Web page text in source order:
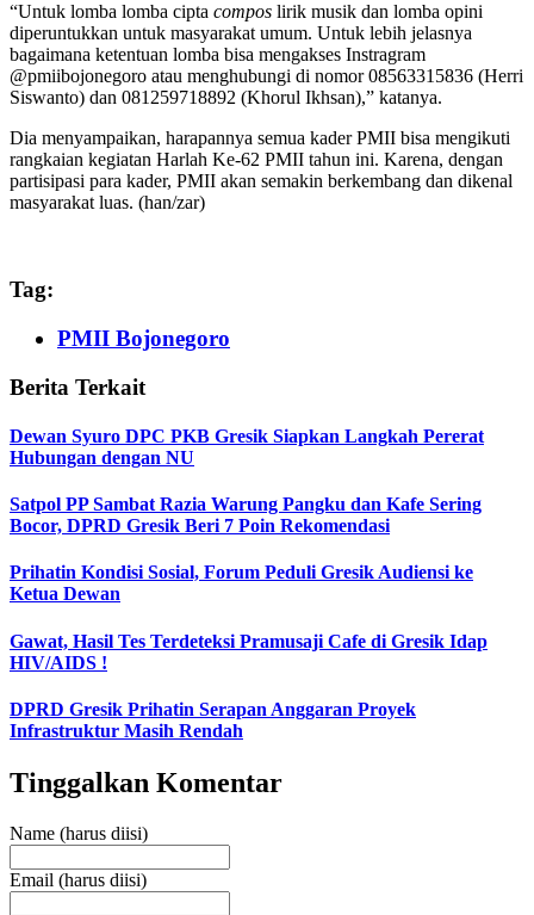
“Untuk lomba lomba cipta compos lirik musik dan lomba opini
diperuntukkan untuk masyarakat umum. Untuk lebih jelasnya
bagaimana ketentuan lomba bisa mengakses Instragram
@pmiibojonegoro atau menghubungi di nomor 08563315836 (Herri
Siswanto) dan 081259718892 (Khorul Ikhsan),” katanya.
Dia menyampaikan, harapannya semua kader PMII bisa mengikuti
rangkaian kegiatan Harlah Ke-62 PMII tahun ini. Karena, dengan
partisipasi para kader, PMII akan semakin berkembang dan dikenal
masyarakat luas. (han/zar)
Tag:
PMII Bojonegoro
Berita Terkait
Dewan Syuro DPC PKB Gresik Siapkan Langkah Pererat
Hubungan dengan NU
Satpol PP Sambat Razia Warung Pangku dan Kafe Sering
Bocor, DPRD Gresik Beri 7 Poin Rekomendasi
Prihatin Kondisi Sosial, Forum Peduli Gresik Audiensi ke
Ketua Dewan
Gawat, Hasil Tes Terdeteksi Pramusaji Cafe di Gresik Idap
HIV/AIDS !
DPRD Gresik Prihatin Serapan Anggaran Proyek
Infrastruktur Masih Rendah
Tinggalkan Komentar
Name (harus diisi)
Email (harus diisi)